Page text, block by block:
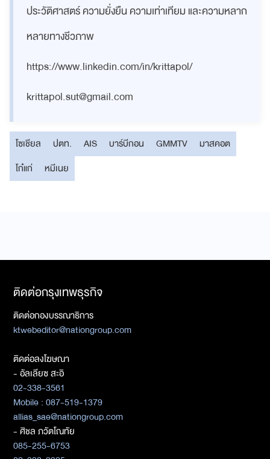
ประวัติศาสตร์ ความยั่งยืน ความเท่าเทียม และความหลาก
หลายทางชีวภาพ
https://www.linkedin.com/in/krittapol/
krittapol.sut@gmail.com
โซเชียล ปตท. AIS บาร์บีกอน GMMTV
มาสคอต
โก๋แก่
หมีเนย
ติดต่อกรุงเทพธุรกิจ
ติดต่อกองบรรณาธิการ
ktwebeditor@nationgroup.com
ติดต่อลงโฆษณา
- อัลเลียซ สะอิ
02-338-3561
Mobile : 087-519-1379
allias_sae@nationgroup.com
- ศิชล ภวัตโณทัย
085-255-6753